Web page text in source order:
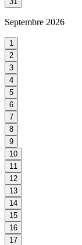
Septembre 2026
1
2
3
4
5
6
7
8
9
10
11
12
13
14
15
16
17